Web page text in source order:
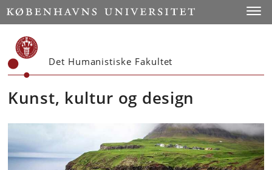
Start
Det Humanistiske Fakultet
Kunst, kultur og design